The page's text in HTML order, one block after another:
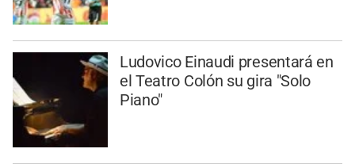
Ludovico Einaudi presentará en
el Teatro Colón su gira "Solo
Piano"